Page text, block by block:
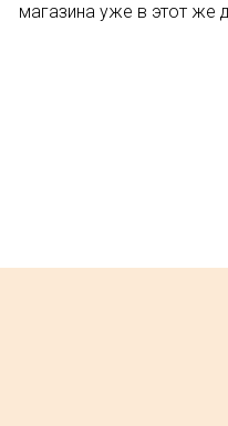
магазина уже в этот же